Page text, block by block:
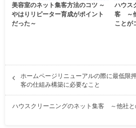
美容室のネット集客方法のコツ ～
やはりリピーター育成がポイント
だった～
ハウス
客 ～
ことが
ホームページリニューアルの際に最低限
客の仕組み構築に必要なこと
ハウスクリーニングのネット集客 ～他社